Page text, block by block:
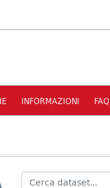
INFORMAZIONI FAQ